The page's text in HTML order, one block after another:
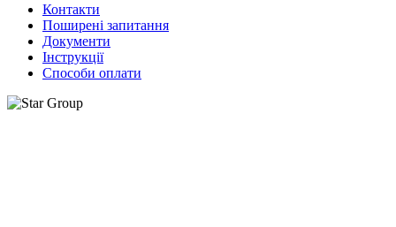
Контакти
Поширені запитання
Документи
Інструкції
Способи оплати